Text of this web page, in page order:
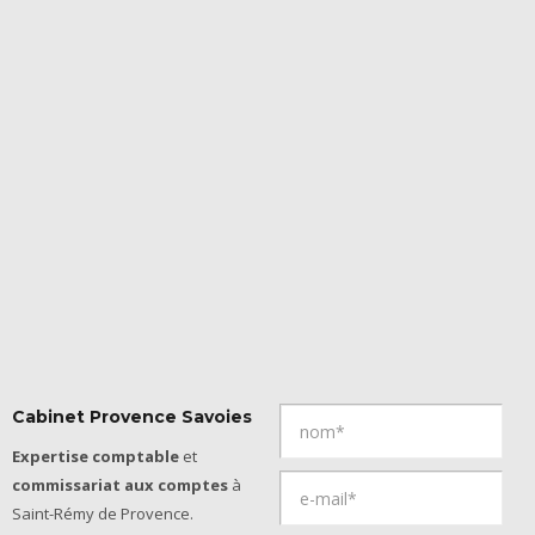
Cabinet Provence Savoies
Expertise comptable et
commissariat aux comptes à
Saint-Rémy de Provence.